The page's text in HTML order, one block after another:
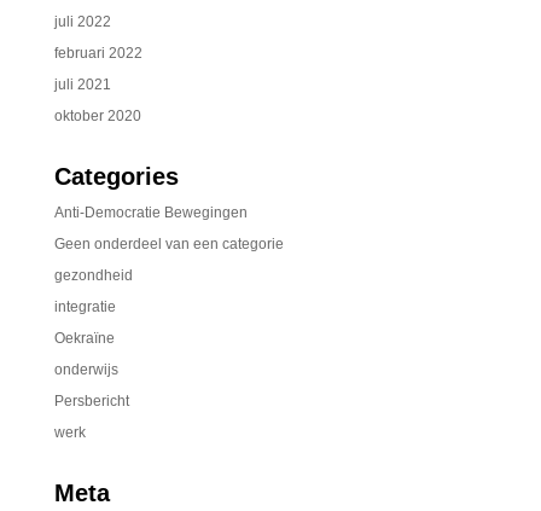
juli 2022
februari 2022
juli 2021
oktober 2020
Categories
Anti-Democratie Bewegingen
Geen onderdeel van een categorie
gezondheid
integratie
Oekraïne
onderwijs
Persbericht
werk
Meta